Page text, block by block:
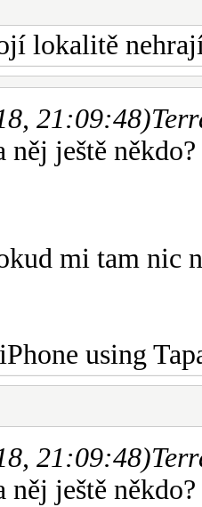
lokalitě
21:09:48)
něj ještě někdo?
mi tam nic
using
21:09:48)
něj ještě někdo?